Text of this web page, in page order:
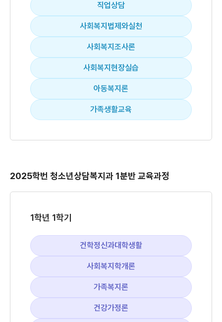
직업상담
사회복지법제와실천
사회복지조사론
사회복지현장실습
아동복지론
가족생활교육
2025학번 청소년상담복지과 1분반 교육과정
1학년 1학기
건학정신과대학생활
사회복지학개론
가족복지론
건강가정론